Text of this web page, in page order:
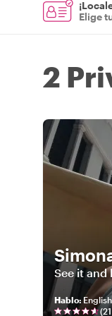
Elige
2
See it and
Hablo:
(21